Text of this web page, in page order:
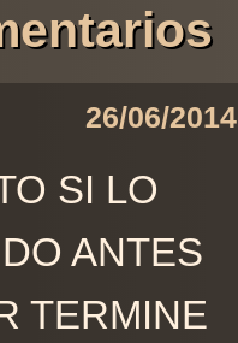
26/06/2014
SI LO
ANTES
TERMINE